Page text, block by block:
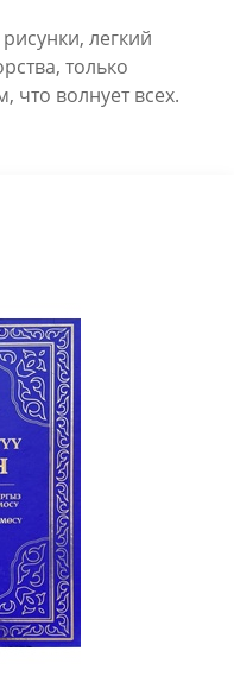
легкий
только
что волнует всех.